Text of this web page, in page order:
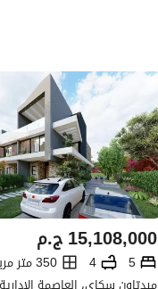
ج.م15,108,000
5
4 350 متر مربع